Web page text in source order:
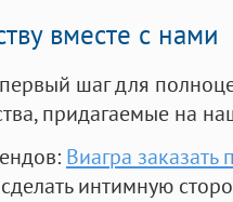
вместе с нами
шаг для
придагаемые на
Виагра заказать
интимную